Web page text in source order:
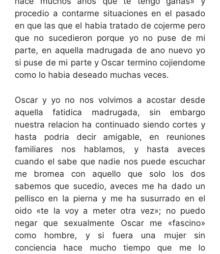
procedio a contarme situaciones en el pasado
en que las que el habia tratado de cojerme pero
que no sucedieron porque yo no puse de mi
parte, en aquella madrugada de ano nuevo yo
si puse de mi parte y Oscar termino cojiendome
como lo habia deseado muchas veces.
Oscar y yo no nos volvimos a acostar desde
aquella fatidica madrugada, sin embargo
nuestra relacion ha continuado siendo cortes y
hasta podria decir amigable, en reuniones
familiares nos hablamos, y hasta aveces
cuando el sabe que nadie nos puede escuchar
me bromea con aquello que solo los dos
sabemos que sucedio, aveces me ha dado un
pellisco en la pierna y me ha susurrado en el
oido «te la voy a meter otra vez»; no puedo
negar que sexualmente Oscar me «fascino»
como hombre, y si fuera una mujer sin
conciencia hace mucho tiempo que me lo